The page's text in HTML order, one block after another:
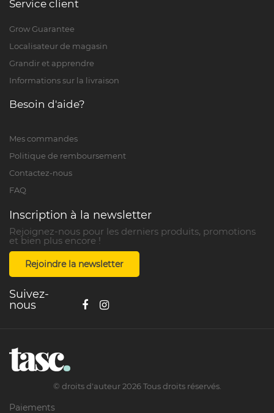
Service client
Grow Guarantee
Localisateur de magasin
Grandir et apprendre
Informations sur la livraison
Besoin d'aide?
Mes commandes
Politique de remboursement
Contactez-nous
FAQ
Inscription à la newsletter
Rejoignez-nous pour les derniers produits, promotions
et bien plus encore !
Rejoindre la newsletter
Suivez-
nous
© droits d'auteur2026Tous droits réservés.
Paiements